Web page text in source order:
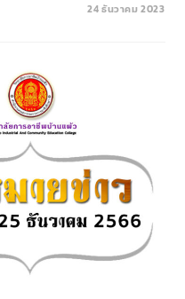
24 ธันวาคม 2023